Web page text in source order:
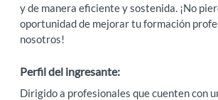
y de manera eficiente y sostenida. ¡No
oportunidad de mejorar tu formación
nosotros!
Perfil del ingresante:
Dirigido a profesionales que cuenten con